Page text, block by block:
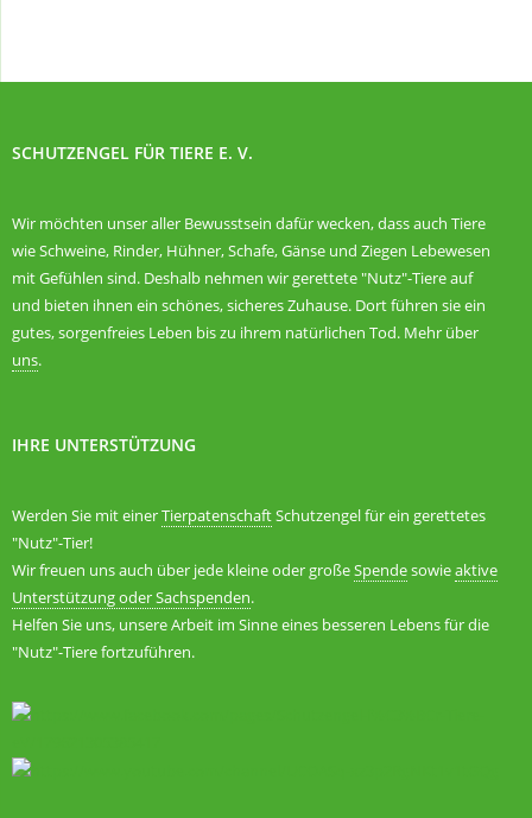
SCHUTZENGEL FÜR TIERE E. V.
Wir möchten unser aller Bewusstsein dafür wecken, dass auch Tiere
wie Schweine, Rinder, Hühner, Schafe, Gänse und Ziegen Lebewesen
mit Gefühlen sind. Deshalb nehmen wir gerettete "Nutz"-Tiere auf
und bieten ihnen ein schönes, sicheres Zuhause. Dort führen sie ein
gutes, sorgenfreies Leben bis zu ihrem natürlichen Tod. Mehr über
uns.
IHRE UNTERSTÜTZUNG
Werden Sie mit einerTierpatenschaftSchutzengel für ein gerettetes
"Nutz"-Tier!
Wir freuen uns auch über jede kleine oder großeSpendesowieaktive
Unterstützung oder Sachspenden.
Helfen Sie uns, unsere Arbeit im Sinne eines besseren Lebens für die
"Nutz"-Tiere fortzuführen.